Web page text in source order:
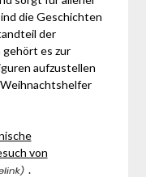
die Geschichten
der
gehört es zur
aufzustellen
von
.